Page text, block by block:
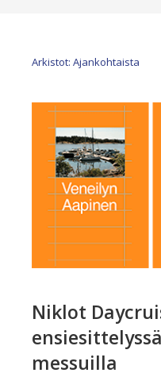
Arkistot: Ajankohtaista
Niklot
messuilla